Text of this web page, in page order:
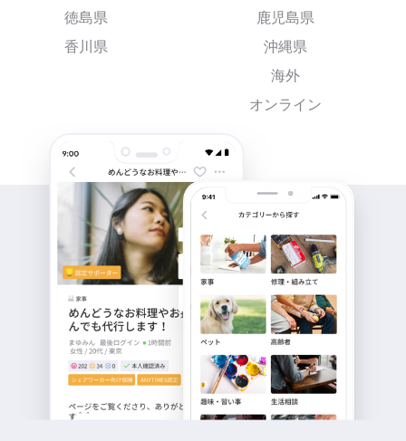
徳島県
香川県
鹿児島県
沖縄県
海外
オンライン